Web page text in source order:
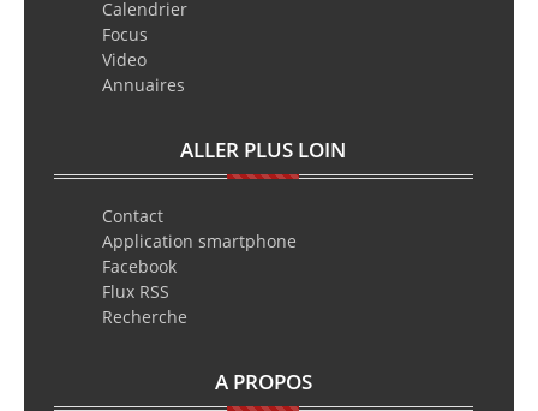
Calendrier
Focus
Video
Annuaires
ALLER PLUS LOIN
Contact
Application smartphone
Facebook
Flux RSS
Recherche
A PROPOS